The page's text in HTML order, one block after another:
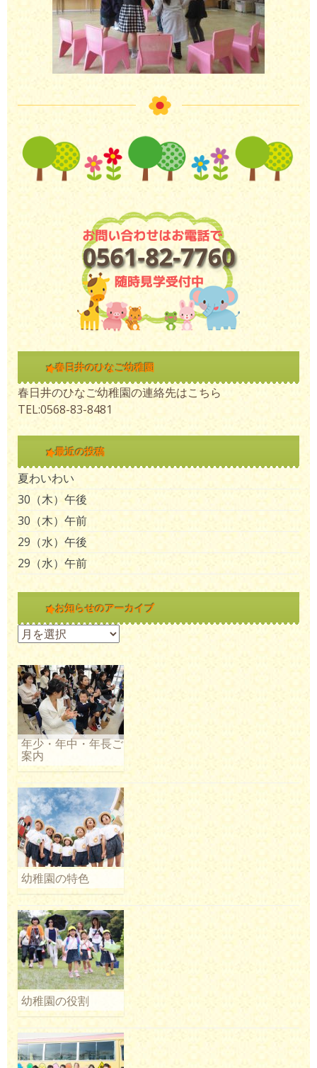
春日井のひなご幼稚園
春日井のひなご幼稚園の連絡先はこちら
TEL:0568-83-8481
最近の投稿
夏わいわい
30（木）午後
30（木）午前
29（水）午後
29（水）午前
お知らせのアーカイブ
お知らせのアーカイブ
年少・年中・年長ご
案内
幼稚園の特色
幼稚園の役割